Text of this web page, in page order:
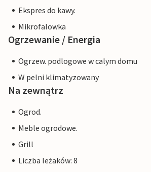
Ekspres do kawy.
Mikrofalowka
Ogrzewanie / Energia
Ogrzew. podlogowe w calym domu
W pelni klimatyzowany
Na zewnątrz
Ogrod.
Meble ogrodowe.
Grill
Liczba leżaków: 8